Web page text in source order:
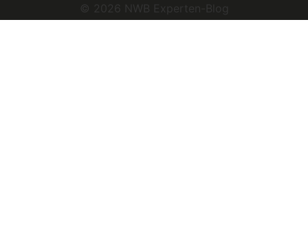
© 2026 NWB Experten-Blog